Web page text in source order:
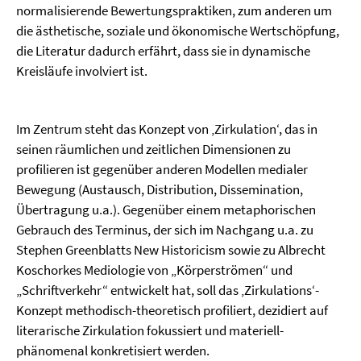
normalisierende Bewertungspraktiken, zum anderen um
die ästhetische, soziale und ökonomische Wertschöpfung,
die Literatur dadurch erfährt, dass sie in dynamische
Kreisläufe involviert ist.
Im Zentrum steht das Konzept von ‚Zirkulation‘, das in
seinen räumlichen und zeitlichen Dimensionen zu
profilieren ist gegenüber anderen Modellen medialer
Bewegung (Austausch, Distribution, Dissemination,
Übertragung u.a.). Gegenüber einem metaphorischen
Gebrauch des Terminus, der sich im Nachgang u.a. zu
Stephen Greenblatts New Historicism sowie zu Albrecht
Koschorkes Mediologie von „Körperströmen“ und
„Schriftverkehr“ entwickelt hat, soll das ‚Zirkulations‘-
Konzept methodisch-theoretisch profiliert, dezidiert auf
literarische Zirkulation fokussiert und materiell-
phänomenal konkretisiert werden.